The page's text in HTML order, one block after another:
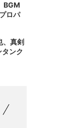
BGM
ロパ
、真剣
ンク